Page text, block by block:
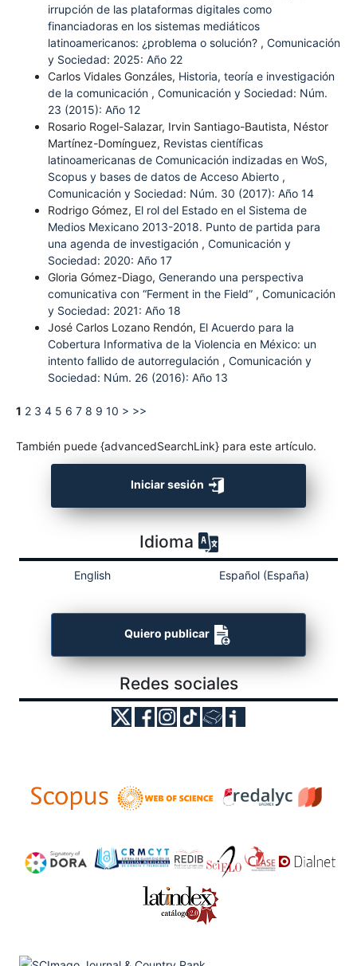
irrupción de las plataformas digitales como
financiadoras en los sistemas mediáticos
latinoamericanos: ¿problema o solución? , Comunicación
y Sociedad: 2025: Año 22
Carlos Vidales Gonzáles, Historia, teoría e investigación
de la comunicación , Comunicación y Sociedad: Núm.
23 (2015): Año 12
Rosario Rogel-Salazar, Irvin Santiago-Bautista, Néstor
Martínez-Domínguez, Revistas científicas
latinoamericanas de Comunicación indizadas en WoS,
Scopus y bases de datos de Acceso Abierto ,
Comunicación y Sociedad: Núm. 30 (2017): Año 14
Rodrigo Gómez, El rol del Estado en el Sistema de
Medios Mexicano 2013-2018. Punto de partida para
una agenda de investigación , Comunicación y
Sociedad: 2020: Año 17
Gloria Gómez-Diago, Generando una perspectiva
comunicativa con “Ferment in the Field” , Comunicación
y Sociedad: 2021: Año 18
José Carlos Lozano Rendón, El Acuerdo para la
Cobertura Informativa de la Violencia en México: un
intento fallido de autorregulación , Comunicación y
Sociedad: Núm. 26 (2016): Año 13
1 2 3 4 5 6 7 8 9 10 > >>
También puede {advancedSearchLink} para este artículo.
Iniciar sesión
Idioma
English Español (España)
Quiero publicar
Redes sociales